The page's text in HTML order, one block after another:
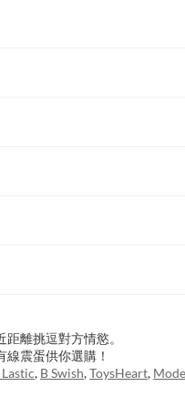
離挑逗對方情慾。
震蛋供你選購！
, B Swish,ToysHeart,